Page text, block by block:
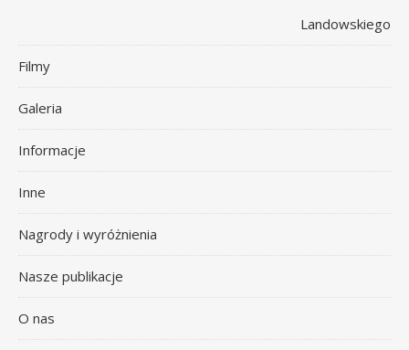
Landowskiego
Filmy
Galeria
Informacje
Inne
Nagrody i wyróżnienia
Nasze publikacje
O nas